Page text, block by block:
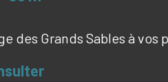
des Grands Sables à vos